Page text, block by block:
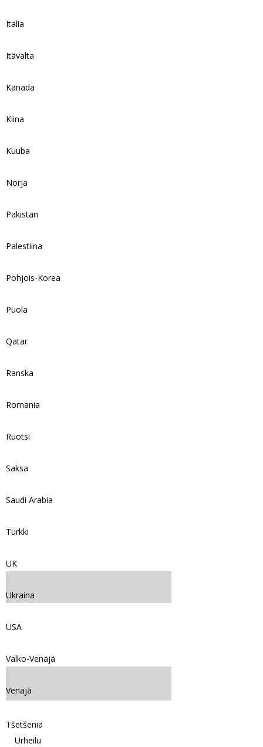
Italia
Itävalta
Kanada
Kiina
Kuuba
Norja
Pakistan
Palestiina
Pohjois-Korea
Puola
Qatar
Ranska
Romania
Ruotsi
Saksa
Saudi Arabia
Turkki
UK
Ukraina
USA
Valko-Venäjä
Venäjä
Tšetšenia
Urheilu